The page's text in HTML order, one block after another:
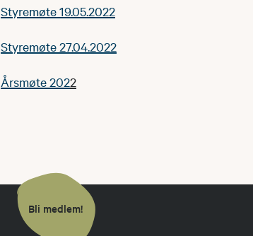
Styremøte 19.05.2022
Styremøte 27.04.2022
Årsmøte 2022
Bli medlem!